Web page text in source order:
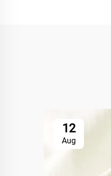
12
Aug